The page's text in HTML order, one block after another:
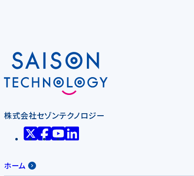
株式会社セゾンテクノロジー
ホーム